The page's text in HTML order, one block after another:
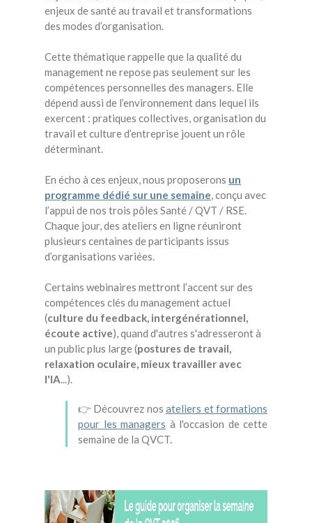
enjeux de santé au travail et transformations
des modes d’organisation.
Cette thématique rappelle que la qualité du
management ne repose pas seulement sur les
compétences personnelles des managers. Elle
dépend aussi de l’environnement dans lequel ils
exercent : pratiques collectives, organisation du
travail et culture d’entreprise jouent un rôle
déterminant.
En écho à ces enjeux, nous proposerons un
programme dédié sur une semaine, conçu avec
l’appui de nos trois pôles Santé / QVT / RSE.
Chaque jour, des ateliers en ligne réuniront
plusieurs centaines de participants issus
d’organisations variées.
Certains webinaires mettront l’accent sur des
compétences clés du management actuel
(culture du feedback, intergénérationnel,
écoute active), quand d'autres s'adresseront à
un public plus large (postures de travail,
relaxation oculaire, mieux travailler avec
l'IA...).
👉 Découvrez nos ateliers et formations
pour les managers à l'occasion de cette
semaine de la QVCT.